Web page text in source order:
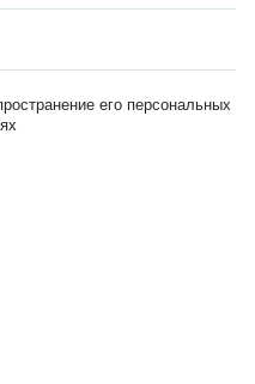
его персональных